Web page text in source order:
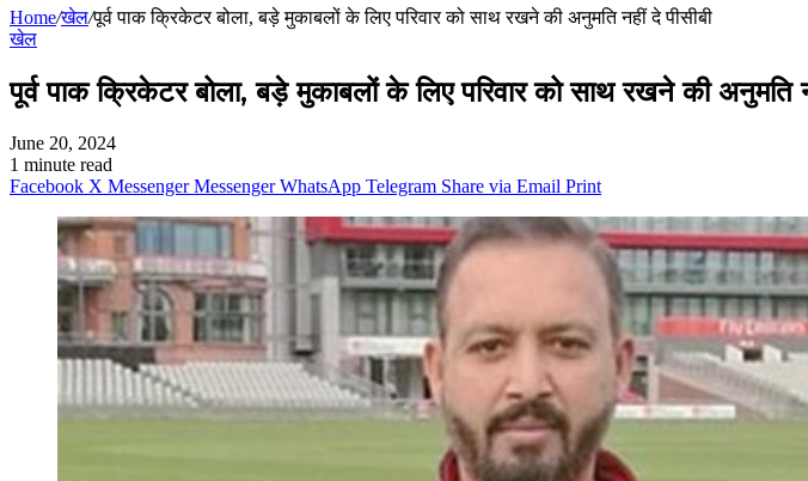
Home/खेल/पूर्व पाक क्रिकेटर बोला, बड़े मुकाबलों के लिए परिवार को साथ रखने की अनुमति नहीं दे पीसीबी
खेल
पूर्व पाक क्रिकेटर बोला, बड़े मुकाबलों के लिए परिवार को साथ रखने की अनुमति
June 20, 2024
1 minute read
Facebook X Messenger Messenger WhatsApp Telegram Share via Email Print